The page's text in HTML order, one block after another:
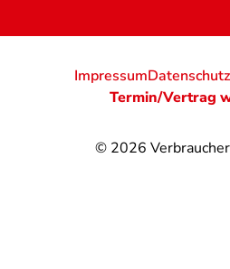
© 2026
ImpressumDatenschutz
Termin/Vertrag